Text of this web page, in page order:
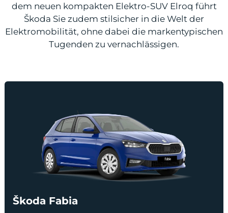
dem neuen kompakten Elektro-SUV Elroq führt
Škoda Sie zudem stilsicher in die Welt der
Elektromobilität, ohne dabei die markentypischen
Tugenden zu vernachlässigen.
Škoda Fabia